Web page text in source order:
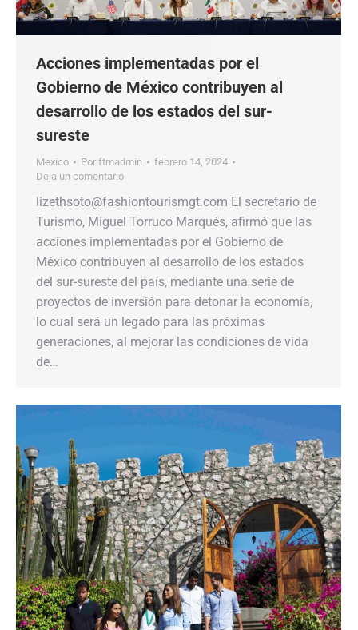
Acciones implementadas por el
Gobierno de México contribuyen al
desarrollo de los estados del sur-
sureste
Mexico Por ftmadmin
febrero 14, 2024
Deja un comentario
lizethsoto@fashiontourismgt.com El secretario de
Turismo, Miguel Torruco Marqués, afirmó que las
acciones implementadas por el Gobierno de
México contribuyen al desarrollo de los estados
del sur-sureste del país, mediante una serie de
proyectos de inversión para detonar la economía,
lo cual será un legado para las próximas
generaciones, al mejorar las condiciones de vida
de…